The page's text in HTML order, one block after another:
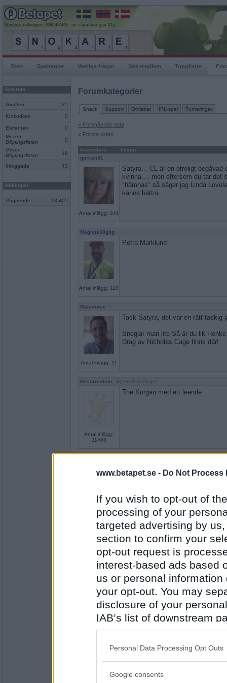
www.betapet.se - Do Not Process
If you wish to opt-out of
processing of your
targeted advertising by
section to confirm your
opt-out request is
interest-based ads based
us or personal
your opt-out. You may
disclosure of your
IAB’s list of downstream
also be disclosed by us
Downstream Participants
Please note that this
Personal Data Processing Opt Outs
Google consents
Senaste rullningen, SNOKARE, av claraflara gav 91p
Start Spelregler Vanliga frågor Sök medlem Topplistor
Spelrum
Giraffen 25
Krokodilen 0
Elefanten
0
Musen
Böjningslistan
0
Grisen
Böjningslistan
18
Inloggade 43
Mobilspel
Pågående 18 405
Forumkategorier
Snack Support Ordlekar IRL-spel Turneringar
« Föregående sida
« Första sidan
Användare
Inlägg
gurkan31
Antal inlägg: 241
Satyra... CL är en otroligt begåvad
kvinna.... men eftersom du tar det
"hämnas" så säger jag Linda
känns bättre...
Magnus30gbg
Antal inlägg: 110
Petra Marklund
Malenurse
Antal inlägg: 11
Tack Satyra, det var en rätt taskig
Sneglar man lite Så är du lik
Drag av Nicholas Cage finns där!
Resurrection - Ej medlem längre
Antal inlägg:
11463
The Kurgan med ett leende.
Antal inlägg:
4561
Hehe gurkan ... Jomen jag tycker
extremt intressant och begåvad
föredrar nog ändå det, framför
pink ribbon- Ej medlem längre
Antal inlägg:
2906
Mera Arja Saijonmaa
- Ej medlem längre